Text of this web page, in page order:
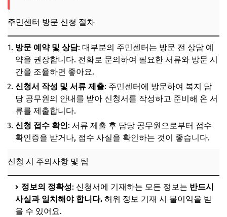
주민센터 방문 신청 절차
방문 예약 및 상담: 대부분의 주민센터는 방문 전 상담 예
약을 권장합니다. 전화로 문의하여 필요한 서류와 방문 시
간을 조율하면 좋아요.
신청서 작성 및 서류 제출: 주민센터에 방문하여 복지 담
당 공무원의 안내를 받아 신청서를 작성하고 준비해 온 서
류를 제출합니다.
신청 접수 확인: 서류 제출 후 담당 공무원으로부터 접수
확인증을 받거나, 접수 사실을 확인하는 것이 좋습니다.
신청 시 주의사항 및 팁
정보의 정확성: 신청서에 기재하는 모든 정보는 반드시
사실과 일치해야 합니다. 허위 정보 기재 시 불이익을 받
을 수 있어요.